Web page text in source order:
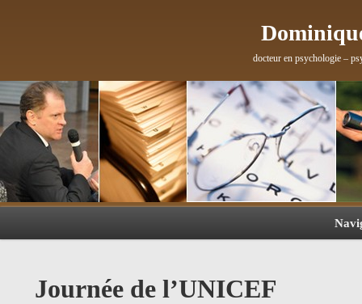
docteur en psychologie –
Journée de l’UNICEF